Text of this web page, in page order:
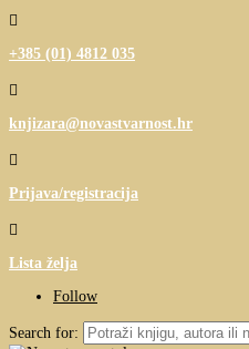

+385 (01) 4812 035

knjizara@novastvarnost.hr

Prijava/registracija

Lista želja
Follow
Search for: